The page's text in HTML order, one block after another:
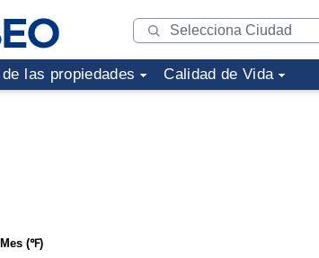
las propiedades Calidad de Vida
(℉)